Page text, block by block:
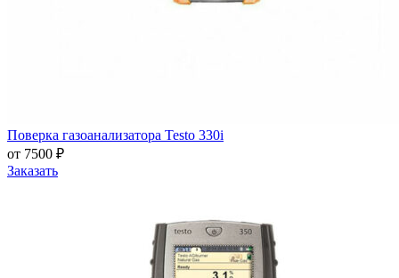
Поверка газоанализатора Testo 330i
от 7500 ₽
Заказать